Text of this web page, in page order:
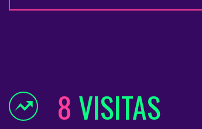
8 VISITAS